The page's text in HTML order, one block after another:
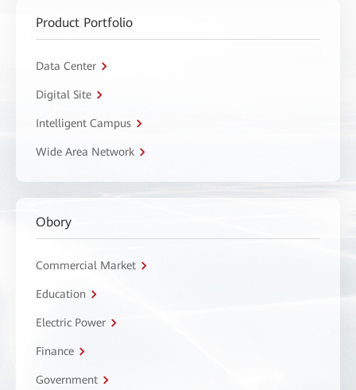
Product Portfolio
Data Center
Digital Site
Intelligent Campus
Wide Area Network
Obory
Commercial Market
Education
Electric Power
Finance
Government